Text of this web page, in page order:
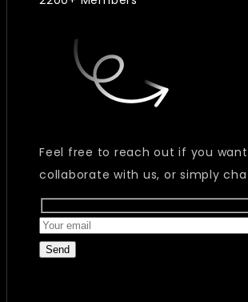
Feel free to reach out if you
collaborate with us, or simply
Send